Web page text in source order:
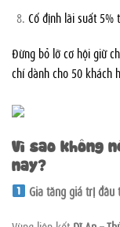
Cố định lãi suất 5%
Đừng bỏ lỡ cơ hội giữ
chỉ dành cho 50 khách
Vì sao không
nay?
Gia tăng giá trị